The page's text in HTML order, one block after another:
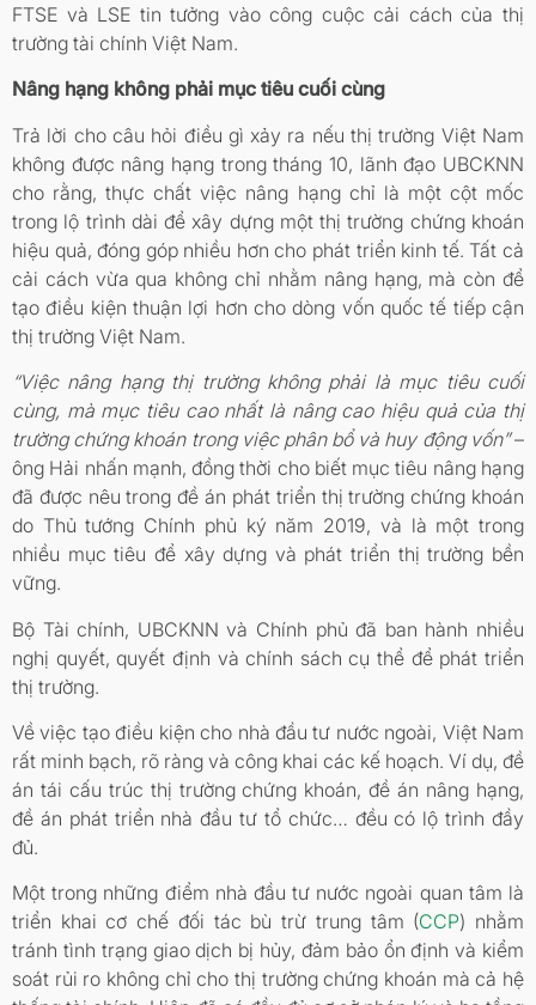
FTSE và LSE tin tưởng vào công cuộc cải cách của thị
trường tài chính Việt Nam.
Nâng hạng không phải mục tiêu cuối cùng
Trả lời cho câu hỏi điều gì xảy ra nếu thị trường Việt Nam
không được nâng hạng trong tháng 10, lãnh đạo UBCKNN
cho rằng, thực chất việc nâng hạng chỉ là một cột mốc
trong lộ trình dài để xây dựng một thị trường chứng khoán
hiệu quả, đóng góp nhiều hơn cho phát triển kinh tế. Tất cả
cải cách vừa qua không chỉ nhằm nâng hạng, mà còn để
tạo điều kiện thuận lợi hơn cho dòng vốn quốc tế tiếp cận
thị trường Việt Nam.
“Việc nâng hạng thị trường không phải là mục tiêu cuối
cùng, mà mục tiêu cao nhất là nâng cao hiệu quả của thị
trường chứng khoán trong việc phân bổ và huy động vốn”–
ông Hải nhấn mạnh, đồng thời cho biết mục tiêu nâng hạng
đã được nêu trong đề án phát triển thị trường chứng khoán
do Thủ tướng Chính phủ ký năm 2019, và là một trong
nhiều mục tiêu để xây dựng và phát triển thị trường bền
vững.
Bộ Tài chính, UBCKNN và Chính phủ đã ban hành nhiều
nghị quyết, quyết định và chính sách cụ thể để phát triển
thị trường.
Về việc tạo điều kiện cho nhà đầu tư nước ngoài, Việt Nam
rất minh bạch, rõ ràng và công khai các kế hoạch. Ví dụ, đề
án tái cấu trúc thị trường chứng khoán, đề án nâng hạng,
đề án phát triển nhà đầu tư tổ chức… đều có lộ trình đầy
đủ.
Một trong những điểm nhà đầu tư nước ngoài quan tâm là
triển khai cơ chế đối tác bù trừ trung tâm (CCP) nhằm
tránh tình trạng giao dịch bị hủy, đảm bảo ổn định và kiểm
soát rủi ro không chỉ cho thị trường chứng khoán mà cả hệ